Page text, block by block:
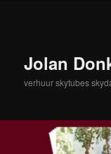
inhoudJolan
verhuur skytubes